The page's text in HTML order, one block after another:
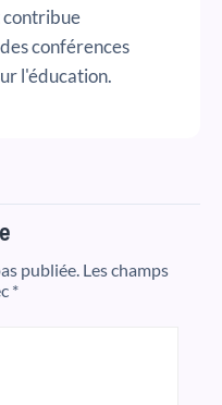
contribue
conférences
l'éducation.
publiée. Les champs
*